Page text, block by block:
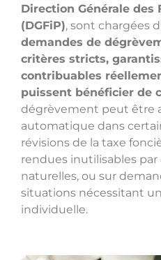
Direction Générale des
(DGFiP), sont chargées
demandes de
critères stricts,
contribuables
puissent bénéficier de
dégrèvement peut être
automatique dans
révisions de la taxe
rendues inutilisables
naturelles, ou sur
situations nécessitant
individuelle.